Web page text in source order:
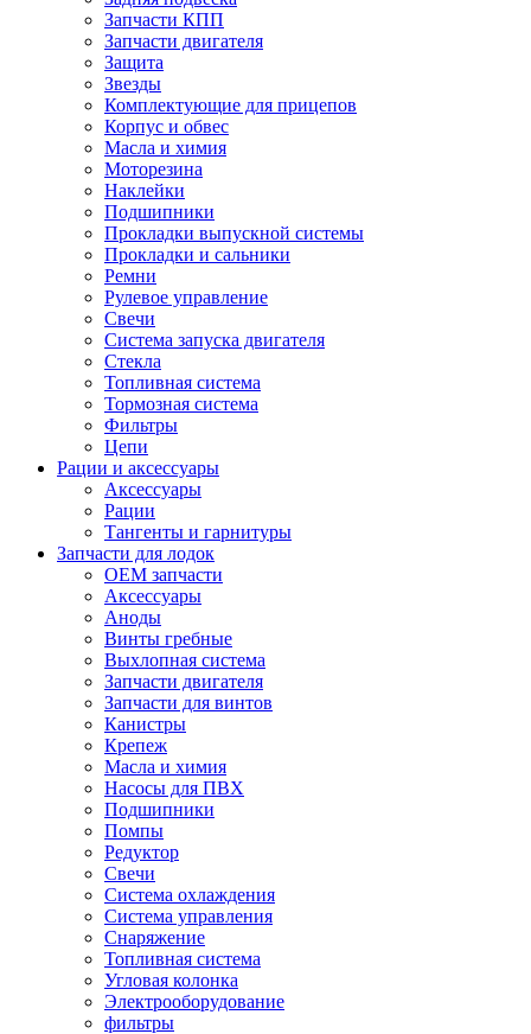
Запчасти КПП
Запчасти двигателя
Защита
Звезды
Комплектующие для прицепов
Корпус и обвес
Масла и химия
Моторезина
Наклейки
Подшипники
Прокладки выпускной системы
Прокладки и сальники
Ремни
Рулевое управление
Свечи
Система запуска двигателя
Стекла
Топливная система
Тормозная система
Фильтры
Цепи
Рации и аксессуары
Аксессуары
Рации
Тангенты и гарнитуры
Запчасти для лодок
OEM запчасти
Аксессуары
Аноды
Винты гребные
Выхлопная система
Запчасти двигателя
Запчасти для винтов
Канистры
Крепеж
Масла и химия
Насосы для ПВХ
Подшипники
Помпы
Редуктор
Свечи
Система охлаждения
Система управления
Снаряжение
Топливная система
Угловая колонка
Электрооборудование
фильтры